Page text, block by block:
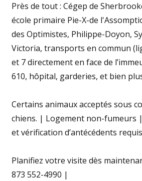
Près de tout : Cégep de
école primaire Pie-X-de
des Optimistes, Philippe-Doyon,
Victoria, transports en commun
et 7 directement en face de
610, hôpital, garderies, et bien
Certains animaux acceptés sous
chiens. | Logement non-fumeurs
et vérification d’antécédents
Planifiez votre visite dès
873 552-4990 |